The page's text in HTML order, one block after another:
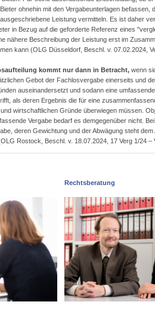
ohnehin mit den Vergabeunterlagen befassen,
Leistung vermitteln. Es ist daher
in Bezug auf die geforderte Referenz eines
nähere Beschreibung der Leistung erst im
kann (OLG Düsseldorf, Beschl. v. 07.02.2024,
kommt nur dann in Betracht, wenn
Gebot der Fachlosvergabe einerseits und
auseinandersetzt und sodann eine
als deren Ergebnis die für eine
wirtschaftlichen Gründe überwiegen müssen.
Vergabe bedarf es demgegenüber nicht.
deren Gewichtung und der Abwägung steht dem
Rostock, Beschl. v. 18.07.2024, 17 Verg 1/24 –
Rechtsberatung